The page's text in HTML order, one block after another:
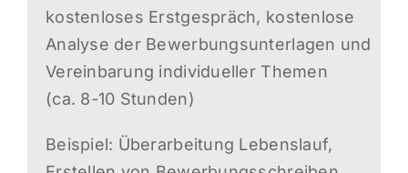
kostenloses Erstgespräch, kostenlose
Analyse der Bewerbungsunterlagen und
Vereinbarung individueller Themen
(ca. 8-10 Stunden)
Beispiel: Überarbeitung Lebenslauf,